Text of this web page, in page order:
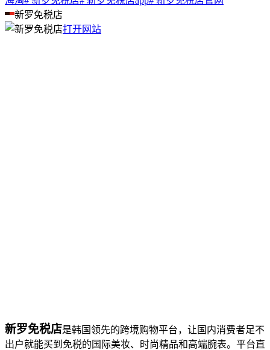
新罗免税店
打开网站
新罗免税店是韩国领先的跨境购物平台，让国内消费者足不
出户就能买到免税的国际美妆、时尚精品和高端腕表。平台直